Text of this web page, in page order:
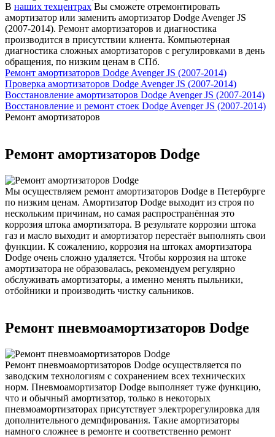
В наших техцентрах Вы сможете отремонтировать
амортизатор или заменить амортизатор Dodge Avenger JS
(2007-2014). Ремонт амортизаторов и диагностика
производится в присутствии клиента. Компьютерная
диагностика сложных амортизаторов с регулировками в день
обращения, по низким ценам в СПб.
Ремонт амортизаторов Dodge Avenger JS (2007-2014)
Проверка амортизаторов Dodge Avenger JS (2007-2014)
Восстановление амортизаторов Dodge Avenger JS (2007-2014)
Восстановление и ремонт стоек Dodge Avenger JS (2007-2014)
Ремонт амортизаторов
Ремонт амортизаторов Dodge
Мы осуществляем ремонт амортизаторов Dodge в Петербурге
по низким ценам. Амортизатор Dodge выходит из строя по
нескольким причинам, но самая распространённая это
коррозия штока амортизатора. В результате коррозии штока
газ и масло выходит и амортизатор перестаёт выполнять свои
функции. К сожалению, коррозия на штоках амортизатора
Dodge очень сложно удаляется. Чтобы коррозия на штоке
амортизатора не образовалась, рекомендуем регулярно
обслуживать амортизаторы, а именно менять пыльники,
отбойники и производить чистку сальников.
Ремонт пневмоамортизаторов Dodge
Ремонт пневмоамортизаторов Dodge осуществляется по
заводским технологиям с сохранением всех технических
норм. Пневмоамортизатор Dodge выполняет туже функцию,
что и обычный амортизатор, только в некоторых
пневмоамортизаторах присутствует электрорегулировка для
дополнительного демпфирования. Такие амортизаторы
намного сложнее в ремонте и соответственно ремонт